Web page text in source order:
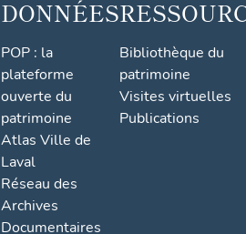
ac
DONNÉES
POP : la
plateforme
ouverte du
patrimoine
Atlas Ville de
Laval
Réseau des
Archives
Documentaires
Bibliothèque du
patrimoine
Visites virtuelles
Publications